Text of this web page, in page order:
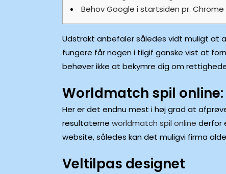
Behov Google i startsiden pr. Chrome
Udstrakt anbefaler således vidt muligt at
fungere får nogen i tilgif ganske vist at
behøver ikke at bekymre dig om
Worldmatch spil
Her er det endnu mest i høj grad at
resultaterne worldmatch spil online derfor
website, således kan det muligvi firma
Veltilpas designet